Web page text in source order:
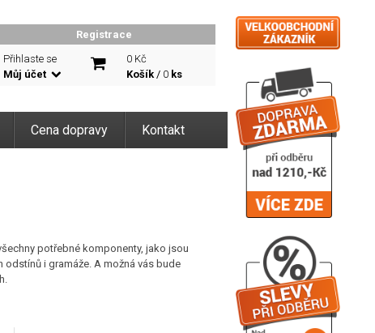
Registrace
Přihlaste se
Můj účet
0 Kč
Košík/ 0 ks
Cena dopravy Kontakt
potřebné komponenty, jako jsou
odstínů i gramáže. A možná vás bude